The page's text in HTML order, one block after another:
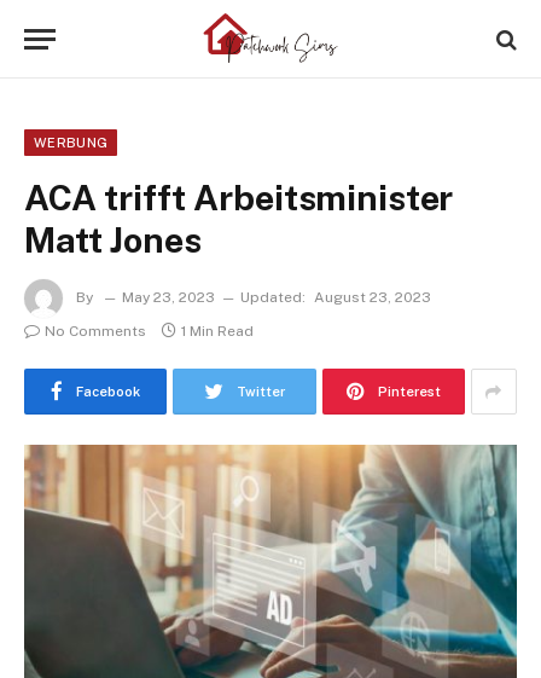
WERBUNG
ACA trifft Arbeitsminister
Matt Jones
By May 23, 2023 Updated: August 23, 2023
No Comments
1 Min Read
Facebook Twitter Pinterest